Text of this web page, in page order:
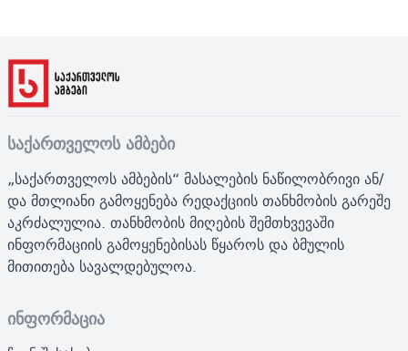
საქართველოს ამბები
„საქართველოს ამბების“ მასალების ნაწილობრივი ან/
და მთლიანი გამოყენება რედაქციის თანხმობის გარეშე
აკრძალულია. თანხმობის მიღების შემთხვევაში
ინფორმაციის გამოყენებისას წყაროს და ბმულის
მითითება სავალდებულოა.
ინფორმაცია